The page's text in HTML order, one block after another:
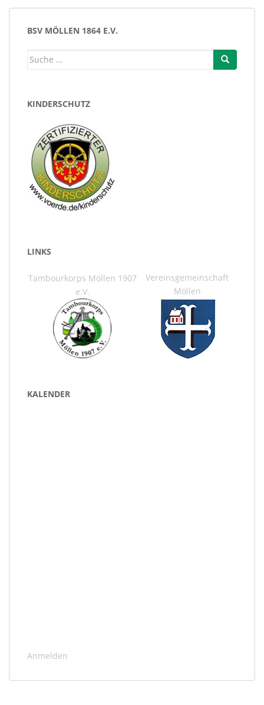
BSV MÖLLEN 1864 E.V.
Suche
KINDERSCHUTZ
LINKS
Tambourkorps Möllen 1907
e.V.
Vereinsgemeinschaft
Möllen
KALENDER
Anmelden